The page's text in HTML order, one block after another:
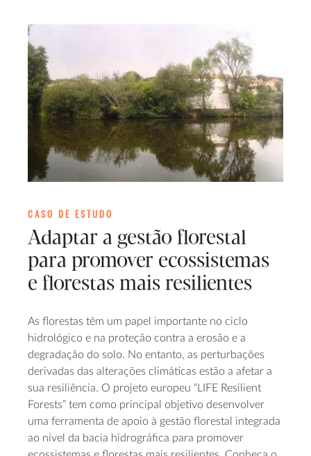
CASO DE ESTUDO
Adaptar a gestão florestal
para promover ecossistemas
e florestas mais resilientes
As florestas têm um papel importante no ciclo
hidrológico e na proteção contra a erosão e a
degradação do solo. No entanto, as perturbações
derivadas das alterações climáticas estão a afetar a
sua resiliência. O projeto europeu “LIFE Resilient
Forests” tem como principal objetivo desenvolver
uma ferramenta de apoio à gestão florestal integrada
ao nível da bacia hidrográfica para promover